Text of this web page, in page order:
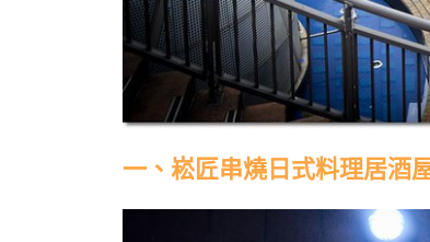
一、崧匠串燒日式料理居酒